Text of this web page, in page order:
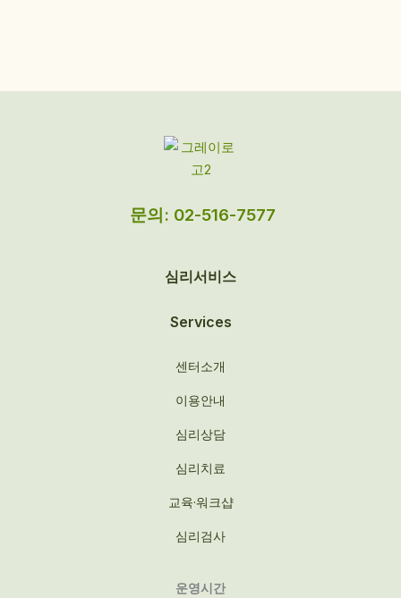
문의: 02-516-7577
심리서비스
Services
센터소개
이용안내
심리상담
심리치료
교육·워크샵
심리검사
운영시간